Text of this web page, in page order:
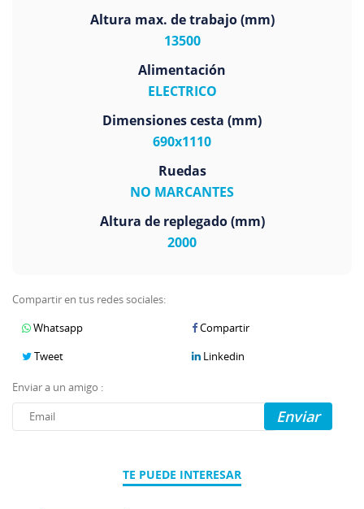
Altura max. de trabajo (mm)
13500
Alimentación
ELECTRICO
Dimensiones cesta (mm)
690x1110
Ruedas
NO MARCANTES
Altura de replegado (mm)
2000
Compartir en tus redes sociales:
Whatsapp
Compartir
Tweet
Linkedin
Enviar a un amigo :
Enviar
TE PUEDE INTERESAR